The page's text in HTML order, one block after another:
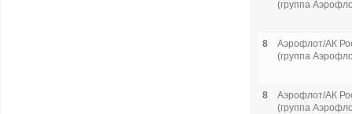
(группа
8
Аэрофлот/АК
(группа
8
Аэрофлот/АК
(группа